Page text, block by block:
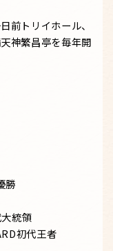
前トリイホール、
神繁昌亭を毎年開
勝
統領
初代王者